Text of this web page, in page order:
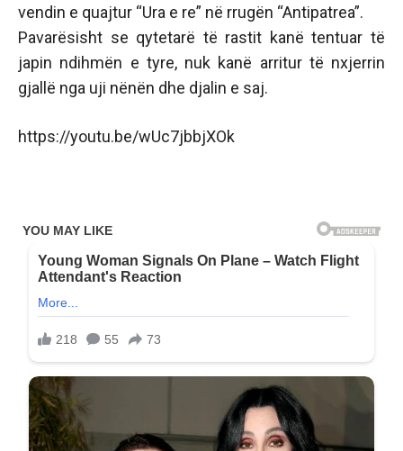
vendin e quajtur “Ura e re” në rrugën “Antipatrea”.
Pavarësisht se qytetarë të rastit kanë tentuar të
japin ndihmën e tyre, nuk kanë arritur të nxjerrin
gjallë nga uji nënën dhe djalin e saj.
https://youtu.be/wUc7jbbjXOk